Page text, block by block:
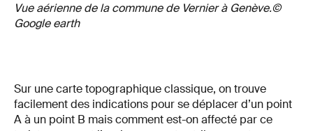
Vue aérienne de la commune de Vernier à Genève.©
Google earth
Sur une carte topographique classique, on trouve
facilement des indications pour se déplacer d’un point
A à un point B mais comment est-on affecté par ce